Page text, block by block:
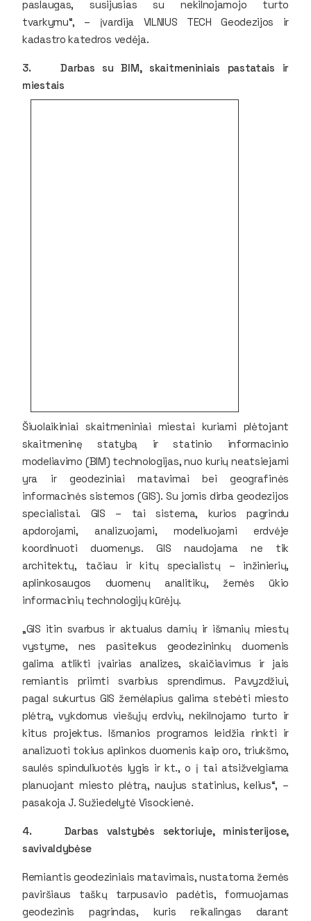
paslaugas, susijusias su nekilnojamojo turto
tvarkymu“, – įvardija VILNIUS TECH Geodezijos ir
kadastro katedros vedėja.
3. Darbas su BIM, skaitmeniniais pastatais ir
miestais
Šiuolaikiniai skaitmeniniai miestai kuriami plėtojant
skaitmeninę statybą ir statinio informacinio
modeliavimo (BIM) technologijas, nuo kurių neatsiejami
yra ir geodeziniai matavimai bei geografinės
informacinės sistemos (GIS). Su jomis dirba geodezijos
specialistai. GIS – tai sistema, kurios pagrindu
apdorojami, analizuojami, modeliuojami erdvėje
koordinuoti duomenys. GIS naudojama ne tik
architektų, tačiau ir kitų specialistų – inžinierių,
aplinkosaugos duomenų analitikų, žemės ūkio
informacinių technologijų kūrėjų.
„GIS itin svarbus ir aktualus darnių ir išmanių miestų
vystyme, nes pasitelkus geodezininkų duomenis
galima atlikti įvairias analizes, skaičiavimus ir jais
remiantis priimti svarbius sprendimus. Pavyzdžiui,
pagal sukurtus GIS žemėlapius galima stebėti miesto
plėtrą, vykdomus viešųjų erdvių, nekilnojamo turto ir
kitus projektus. Išmanios programos leidžia rinkti ir
analizuoti tokius aplinkos duomenis kaip oro, triukšmo,
saulės spinduliuotės lygis ir kt., o į tai atsižvelgiama
planuojant miesto plėtrą, naujus statinius, kelius“, –
pasakoja J. Sužiedelytė Visockienė.
4. Darbas valstybės sektoriuje, ministerijose,
savivaldybėse
Remiantis geodeziniais matavimais, nustatoma žemės
paviršiaus taškų tarpusavio padėtis, formuojamas
geodezinis pagrindas, kuris reikalingas darant